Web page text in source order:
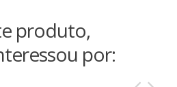
produto,
por: